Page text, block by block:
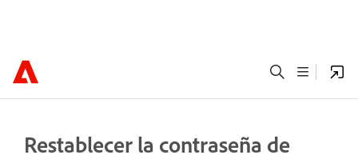
Restablecer la contraseña de